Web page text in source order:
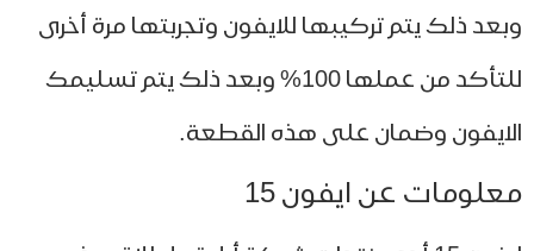
ذلك يتم تركيبها للايفون وتجربتها مرة أخرى
للتأكد من عملها 100% وبعد ذلك يتم تسليمك
وضمان على هذه القطعة.
عن ايفون 15